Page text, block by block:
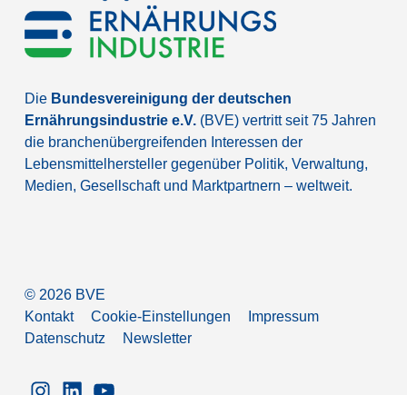
Die Bundesvereinigung der deutschen
Ernährungsindustrie e.V. (BVE) vertritt seit 75 Jahren
die branchenübergreifenden Interessen der
Lebensmittelhersteller gegenüber Politik, Verwaltung,
Medien, Gesellschaft und Marktpartnern – weltweit.
© 2026BVE
Kontakt
Cookie-Einstellungen
Impressum
Datenschutz
Newsletter